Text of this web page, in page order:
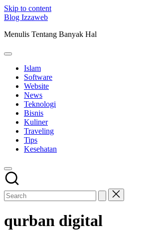
Skip to content
Blog Izzaweb
Menulis Tentang Banyak Hal
Islam
Software
Website
News
Teknologi
Bisnis
Kuliner
Traveling
Tips
Kesehatan
qurban digital